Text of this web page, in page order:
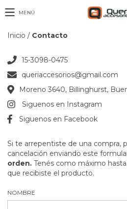
MENÚ
Inicio / Contacto
15-3098-0475
queriaccesorios@gmail.com
Moreno 3640, Billinghurst,
Siguenos en Instagram
Siguenos en Facebook
Si te arrepentiste de una compra,
cancelación enviando este
orden. Tenés como máximo
que recibiste el producto.
NOMBRE